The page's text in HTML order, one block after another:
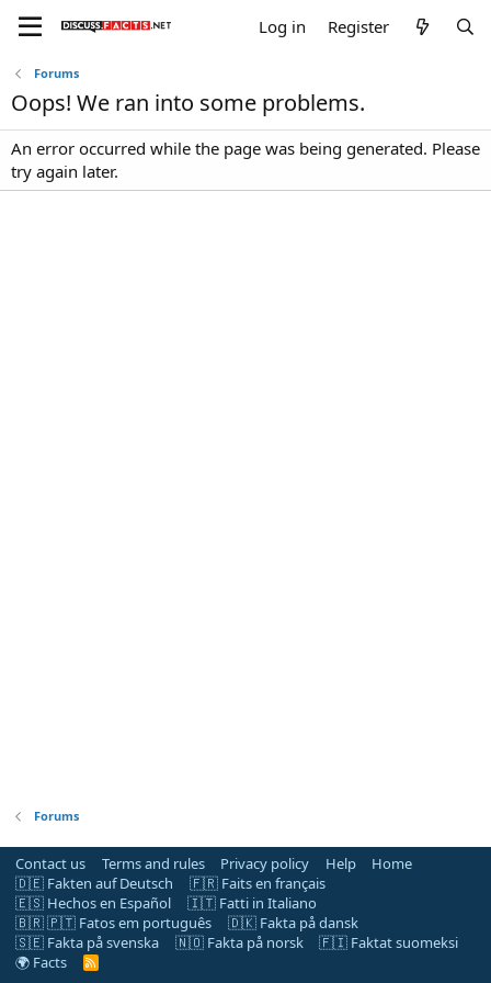
Log in Register
Forums
Oops! We ran into some problems.
An error occurred while the page was being generated. Please
try again later.
Forums
Contact us Terms and rules Privacy policy Help
Home
🇩🇪 Fakten auf Deutsch
🇫🇷 Faits en français
🇪🇸 Hechos en Español
🇮🇹 Fatti in Italiano
🇧🇷 🇵🇹 Fatos em português
🇩🇰 Fakta på dansk
🇸🇪 Fakta på svenska
🇳🇴 Fakta på norsk
🇫🇮 Faktat suomeksi
🌍 Facts
R